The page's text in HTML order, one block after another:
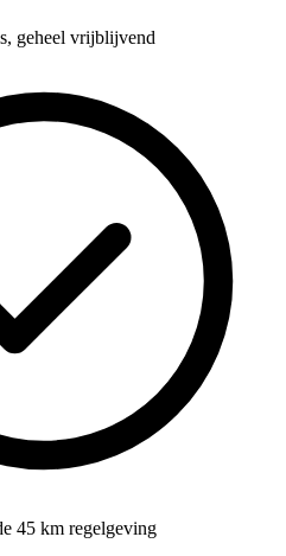
geheel vrijblijvend
45 km regelgeving